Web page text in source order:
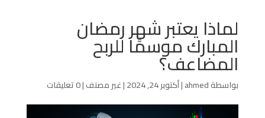
لماذا يعتبر شهر رمضان
المبارك موسمًا للربح
المضاعف؟
بواسطةahmed
|أكتوبر 24, 2024 |غير مصنف|0 تعليقات